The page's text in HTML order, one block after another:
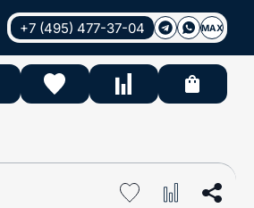
+7 (495) 477-37-04 MAX